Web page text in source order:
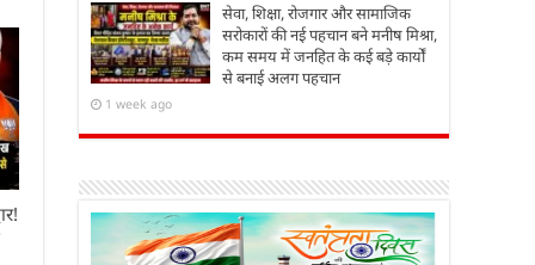
सेवा, शिक्षा, रोजगार और सामाजिक
सरोकारों की नई पहचान बने मनीष मिश्रा,
कम समय में जनहित के कई बड़े कार्यों
से बनाई अलग पहचान
1 week ago